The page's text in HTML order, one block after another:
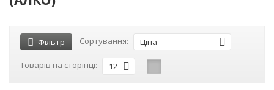
Фільтр Сортування: Ціна
Товарів на сторінці: 12